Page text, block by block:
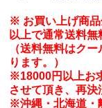
※ お買い上げ商品
以上で通常送料
（送料無料はク
ります。）
※18000円以上お
させて頂き、再決
※沖縄・北海道・